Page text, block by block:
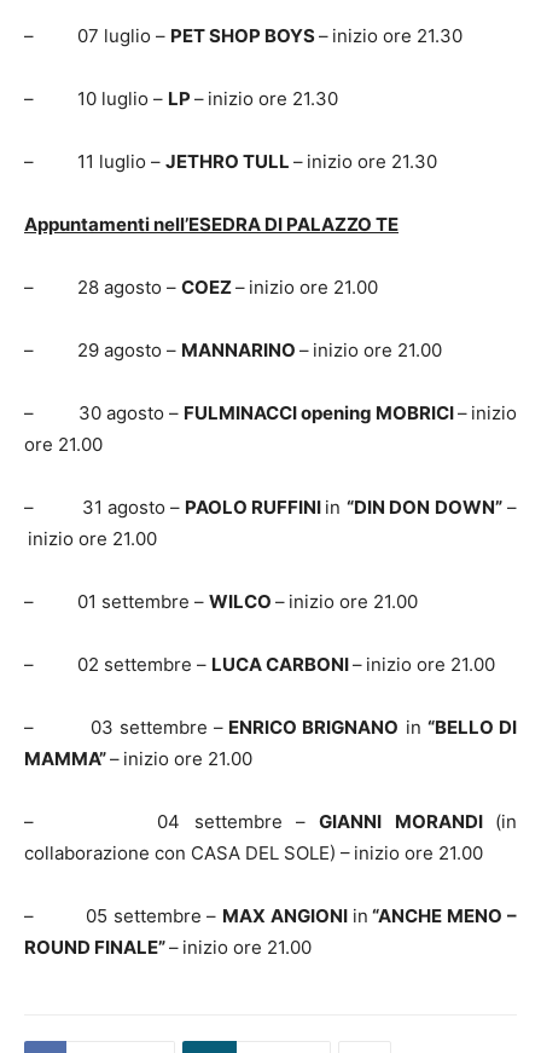
– 07 luglio – PET SHOP BOYS– inizio ore 21.30
– 10 luglio – LP – inizio ore 21.30
– 11 luglio – JETHRO TULL – inizio ore 21.30
Appuntamenti nell’ESEDRA DI PALAZZO TE
– 28 agosto – COEZ– inizio ore 21.00
– 29 agosto – MANNARINO – inizio ore 21.00
– 30 agosto – FULMINACCIopening MOBRICI– inizio
ore 21.00
– 31 agosto – PAOLO RUFFINI in “DIN DON DOWN”–
inizio ore 21.00
– 01 settembre – WILCO – inizio ore 21.00
– 02 settembre – LUCA CARBONI– inizio ore 21.00
– 03 settembre – ENRICO BRIGNANO in “BELLO DI
MAMMA”– inizio ore 21.00
– 04 settembre –GIANNI MORANDI (in
collaborazione con CASA DEL SOLE) – inizio ore 21.00
– 05 settembre – MAX ANGIONI in “ANCHE MENO –
ROUND FINALE”– inizio ore 21.00